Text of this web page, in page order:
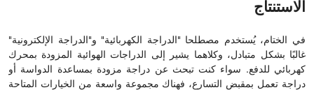
الاستنتاج
في الختام، يُستخدم مصطلحا "الدراجة الكهربائية" و"الدراجة الإلكترونية"
غالبًا بشكل متبادل، وكلاهما يشير إلى الدراجات الهوائية المزودة بمحرك
كهربائي للدفع. سواء كنت تبحث عن دراجة مزودة بمساعدة الدواسة أو
دراجة تعمل بمقبض التسارع، فهناك مجموعة واسعة من الخيارات المتاحة